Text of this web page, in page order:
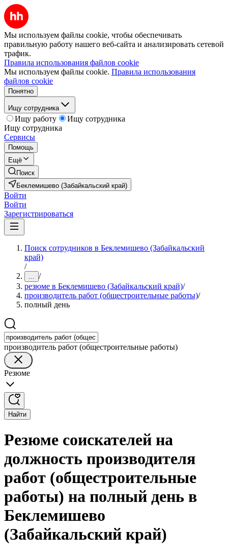
Мы используем файлы cookie, чтобы обеспечивать
правильную работу нашего веб-сайта и анализировать сетевой
трафик.
Правила использования файлов cookie
Мы используем файлы cookie. Правила использования
файлов cookie
Понятно
Ищу сотрудника
Ищу работу
Ищу сотрудника
Ищу сотрудника
Сервисы
Помощь
Ещё
Поиск
Беклемишево (Забайкальский край)
Войти
Войти
Зарегистрироваться
Поиск сотрудников в Беклемишево (Забайкальский
край)
/
... /
резюме в Беклемишево (Забайкальский край)/
производитель работ (общестроительные работы)/
полный день
производитель работ (общестроительные работы)
Резюме
Найти
Резюме соискателей на
должность производителя
работ (общестроительные
работы) на полный день в
Беклемишево
(Забайкальский край)